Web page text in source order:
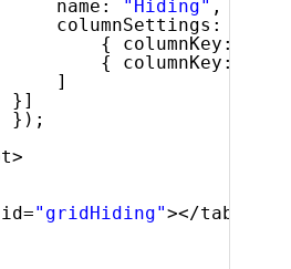
name: "Hiding" ,
columnSettings: [
{ columnKey:
{ columnKey:
]
}]
});
"gridHiding"></table>